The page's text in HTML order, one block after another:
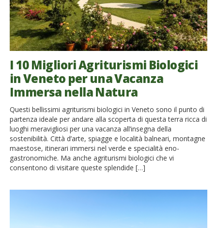
I 10 Migliori Agriturismi Biologici
in Veneto per una Vacanza
Immersa nella Natura
Questi bellissimi agriturismi biologici in Veneto sono il punto di
partenza ideale per andare alla scoperta di questa terra ricca di
luoghi meravigliosi per una vacanza all’insegna della
sostenibilità. Città d’arte, spiagge e località balneari, montagne
maestose, itinerari immersi nel verde e specialità eno-
gastronomiche. Ma anche agriturismi biologici che vi
consentono di visitare queste splendide […]